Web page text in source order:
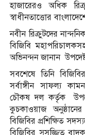
হাজারেরও অধিক
স্বাধীনতাত্তোর
নবীন রিক্রুটদের
বিজিবি
অভিনন্দন জানান
সবশেষে তিনি
সর্বাঙ্গীন সাফল্য
চৌকষ দল কর্তৃক
কুচকাওয়াজ
বিজিবির প্রশিক্ষিত
বিজিবির সুসজ্জিত